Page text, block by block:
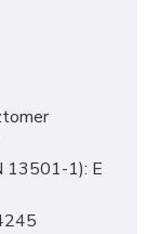
13501-1): E